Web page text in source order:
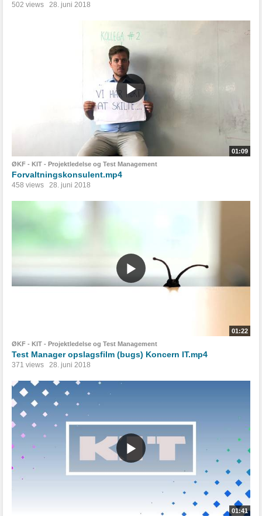
502 views 28. juni 2018
01:09
ØKF - KIT - Projektledelse og Test Management
Forvaltningskonsulent.mp4
458 views 28. juni 2018
01:22
ØKF - KIT - Projektledelse og Test Management
Test Manager opslagsfilm (bugs) Koncern IT.mp4
371 views 28. juni 2018
01:41